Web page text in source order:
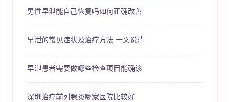
男性早泄能自己恢复吗如何正确改善
早泄的常见症状及治疗方法 一文说清
早泄患者需要做哪些检查项目能确诊
深圳治疗前列腺炎哪家医院比较好